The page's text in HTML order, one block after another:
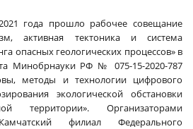
года прошло рабочее совещание
активная тектоника и система
опасных геологических процессов» в
Минобрнауки РФ № 075-15-2020-787
методы и технологии цифрового
экологической обстановки
территории». Организаторами
филиал Федерального